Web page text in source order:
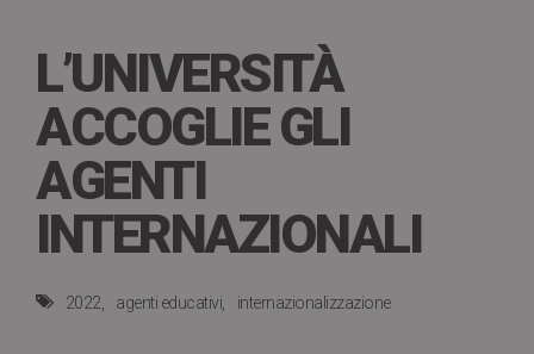
L’UNIVERSITÀ
ACCOGLIE GLI
AGENTI
INTERNAZIONALI
2022 agenti educativi internazionalizzazione